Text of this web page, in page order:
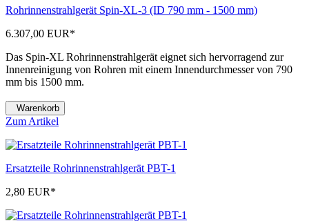
Rohrinnenstrahlgerät Spin-XL-3 (ID 790 mm - 1500 mm)
6.307,00 EUR*
Das Spin-XL Rohrinnenstrahlgerät eignet sich hervorragend zur
Innenreinigung von Rohren mit einem Innendurchmesser von 790
mm bis 1500 mm.
Warenkorb
Zum Artikel
Ersatzteile Rohrinnenstrahlgerät PBT-1
2,80 EUR*